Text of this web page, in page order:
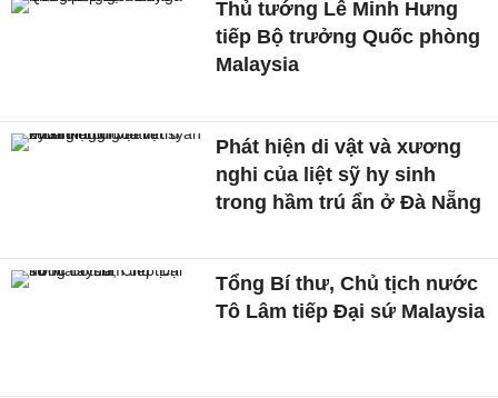
Thủ tướng Lê Minh Hưng
tiếp Bộ trưởng Quốc phòng
Malaysia
Phát hiện di vật và xương
nghi của liệt sỹ hy sinh
trong hầm trú ẩn ở Đà Nẵng
Tổng Bí thư, Chủ tịch nước
Tô Lâm tiếp Đại sứ Malaysia